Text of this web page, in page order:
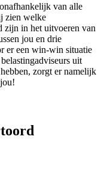
van alle
zien welke
zijn in het uitvoeren van
jou en drie
er een win-win situatie
uit
zorgt er namelijk